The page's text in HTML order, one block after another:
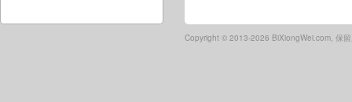
Copyright © 2013-2026 BiXiongWei.com, 保